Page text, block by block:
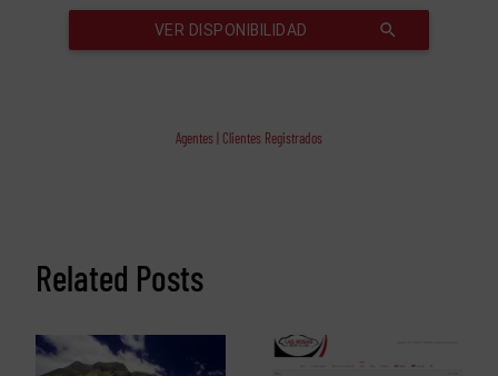
Agentes | Clientes Registrados
Related Posts